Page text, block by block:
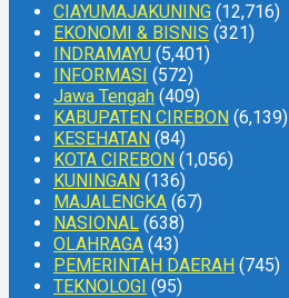
CIAYUMAJAKUNING (12,716)
EKONOMI & BISNIS (321)
INDRAMAYU (5,401)
INFORMASI (572)
Jawa Tengah (409)
KABUPATEN CIREBON (6,139)
KESEHATAN (84)
KOTA CIREBON (1,056)
KUNINGAN (136)
MAJALENGKA (67)
NASIONAL (638)
OLAHRAGA (43)
PEMERINTAH DAERAH (745)
TEKNOLOGI (95)